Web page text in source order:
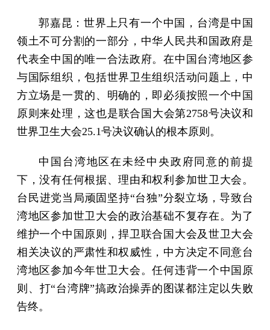
郭嘉昆：世界上只有一个中国，台湾是中国
领土不可分割的一部分，中华人民共和国政府是
代表全中国的唯一合法政府。在中国台湾地区参
与国际组织，包括世界卫生组织活动问题上，中
方立场是一贯的、明确的，即必须按照一个中国
原则来处理，这也是联合国大会第2758号决议和
世界卫生大会25.1号决议确认的根本原则。
中国台湾地区在未经中央政府同意的前提
下，没有任何根据、理由和权利参加世卫大会。
台民进党当局顽固坚持“台独”分裂立场，导致台
湾地区参加世卫大会的政治基础不复存在。为了
维护一个中国原则，捍卫联合国大会及世卫大会
相关决议的严肃性和权威性，中方决定不同意台
湾地区参加今年世卫大会。任何违背一个中国原
则、打“台湾牌”搞政治操弄的图谋都注定以失败
告终。